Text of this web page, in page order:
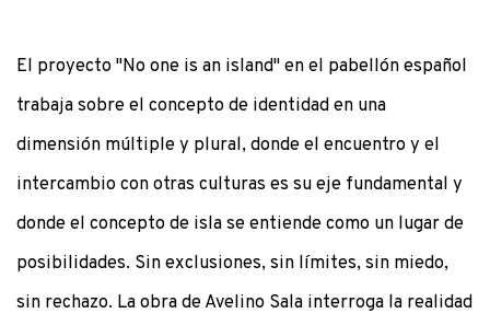
El proyecto "No one is an island" en el pabellón español
trabaja sobre el concepto de identidad en una
dimensión múltiple y plural, donde el encuentro y el
intercambio con otras culturas es su eje fundamental y
donde el concepto de isla se entiende como un lugar de
posibilidades. Sin exclusiones, sin límites, sin miedo,
sin rechazo. La obra de Avelino Sala interroga la realidad